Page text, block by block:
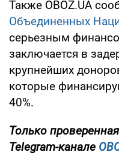
Также OBOZ.UA
Объединенных
серьезным
заключается в
крупнейших
которые
40%.
Только
Telegram-канале